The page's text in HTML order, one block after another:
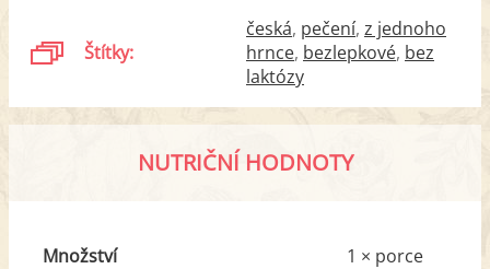
Štítky:
česká pečení z jednoho
hrnce bezlepkové bez
laktózy
NUTRIČNÍ HODNOTY
Množství 1 × porce